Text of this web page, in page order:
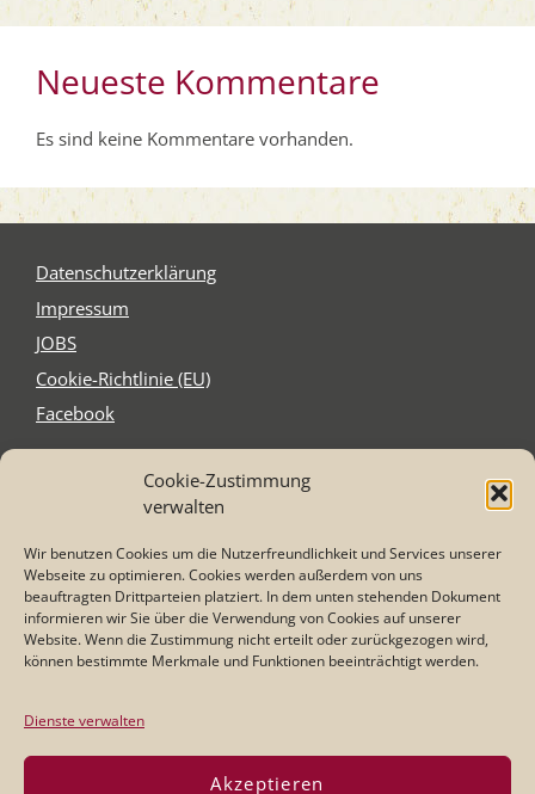
Cookie-Zustimmung
verwalten
Wir benutzen Cookies um die Nutzerfreundlichkeit und Services unserer
Webseite zu optimieren. Cookies werden außerdem von uns
beauftragten Drittparteien platziert. In dem unten stehenden Dokument
informieren wir Sie über die Verwendung von Cookies auf unserer
Website. Wenn die Zustimmung nicht erteilt oder zurückgezogen wird,
können bestimmte Merkmale und Funktionen beeinträchtigt werden.
Dienste verwalten
Akzeptieren
Neueste Kommentare
Es sind keine Kommentare vorhanden.
Daten­schutz­er­klä­rung
Impres­sum
JOBS
Coo­kie-Rich­t­­li­­nie (EU)
Face­book
Schnitzel´s
Elzer Str. 2-4
Tel. 0 64 31 - 21 75 87
Mail: info@schnitzel-s.com
Öffnungszeiten
11:30 - 14:00 und 17:00 -22:00 Uhr